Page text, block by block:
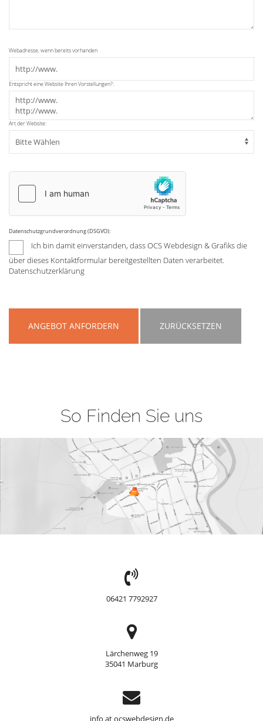
Webadresse, wenn bereits vorhanden
Entspricht eine Website Ihren Vorstellungen?:
Art der Website:
Datenschutzgrundverordnung (DSGVO):
Ich bin damit einverstanden, dass OCS Webdesign & Grafiks die
über dieses Kontaktformular bereitgestellten Daten verarbeitet.
Datenschutzerklärung
ANGEBOT ANFORDERN ZURÜCKSETZEN
So Finden Sie uns
TEL:
06421 7792927
Adresse
Lärchenweg 19
35041 Marburg
Support
info at ocswebdesign.de